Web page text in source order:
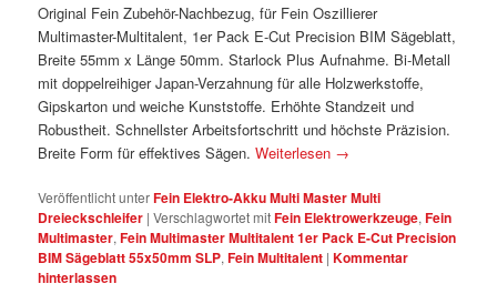
Original Fein Zubehör-Nachbezug, für Fein Oszillierer
Multimaster-Multitalent, 1er Pack E-Cut Precision BIM Sägeblatt,
Breite 55mm x Länge 50mm. Starlock Plus Aufnahme. Bi-Metall
mit doppelreihiger Japan-Verzahnung für alle Holzwerkstoffe,
Gipskarton und weiche Kunststoffe. Erhöhte Standzeit und
Robustheit. Schnellster Arbeitsfortschritt und höchste Präzision.
Breite Form für effektives Sägen.Weiterlesen →
Veröffentlicht unterFein Elektro-Akku Multi Master Multi
Dreieckschleifer |Verschlagwortet mitFein Elektrowerkzeuge,Fein
Multimaster,Fein Multimaster Multitalent 1er Pack E-Cut Precision
BIM Sägeblatt 55x50mm SLP,Fein Multitalent |Kommentar
hinterlassen